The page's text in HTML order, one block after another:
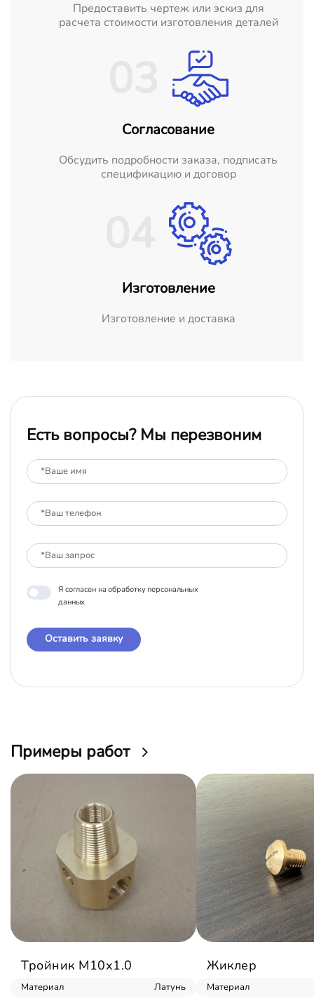
Предоставить чертеж или эскиз для
расчета стоимости изготовления деталей
Согласование
Обсудить подробности заказа, подписать
спецификацию и договор
Изготовление
Изготовление и доставка
Есть вопросы? Мы перезвоним
Я согласен на обработку персональных
данных
Оставить заявку
Примеры работ
Тройник М10х1.0
Материал
Латунь
Жиклер
Материал